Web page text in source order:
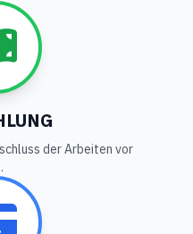
der Arbeiten vor